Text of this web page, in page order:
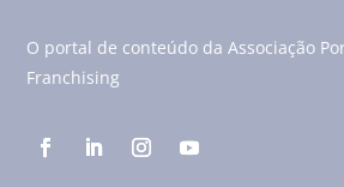
O portal de conteúdo da Associação
Franchising